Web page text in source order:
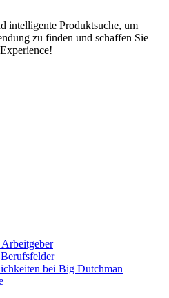
intelligente Produktsuche, um
zu finden und schaffen Sie
bei Big Dutchman